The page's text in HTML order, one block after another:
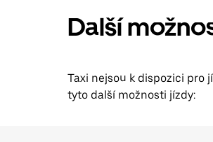
Další
Taxi nejsou k dispozici pro
tyto další možnosti jízdy: